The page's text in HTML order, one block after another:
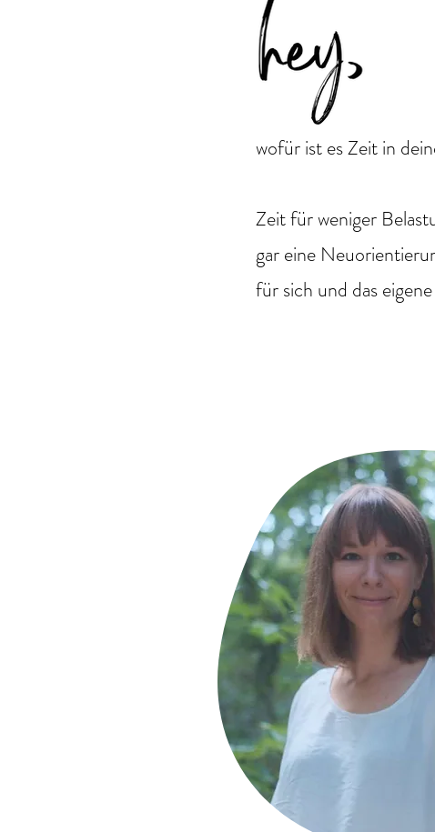
wofür ist es Zeit in
Zeit für weniger
gar eine
für sich und das